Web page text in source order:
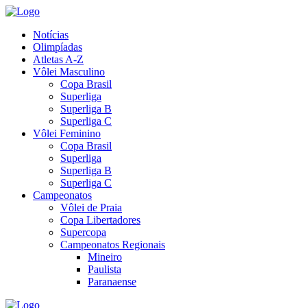
Notícias
Olimpíadas
Atletas A-Z
Vôlei Masculino
Copa Brasil
Superliga
Superliga B
Superliga C
Vôlei Feminino
Copa Brasil
Superliga
Superliga B
Superliga C
Campeonatos
Vôlei de Praia
Copa Libertadores
Supercopa
Campeonatos Regionais
Mineiro
Paulista
Paranaense